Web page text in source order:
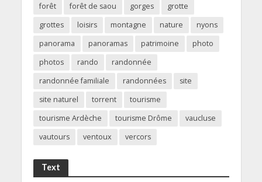
forêt
forêt de saou gorges
grotte
grottes
loisirs montagne nature
nyons
panorama
panoramas patrimoine
photo
photos
rando
randonnée
randonnée familiale
randonnées
site
site naturel
torrent
tourisme
tourisme Ardèche
tourisme Drôme
vaucluse
vautours
ventoux vercors
Text